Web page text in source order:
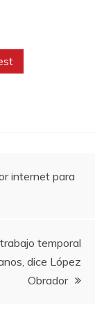
internet para
temporal
dice López
Obrador